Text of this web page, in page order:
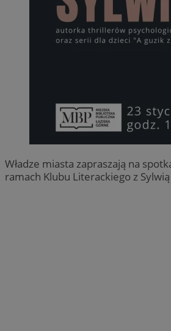
Władze miasta zapraszają na
ramach Klubu Literackiego z